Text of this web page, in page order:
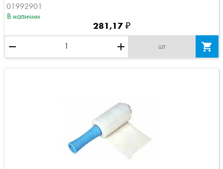
01992901
В наличии
281,17 ₽
remove add шт 